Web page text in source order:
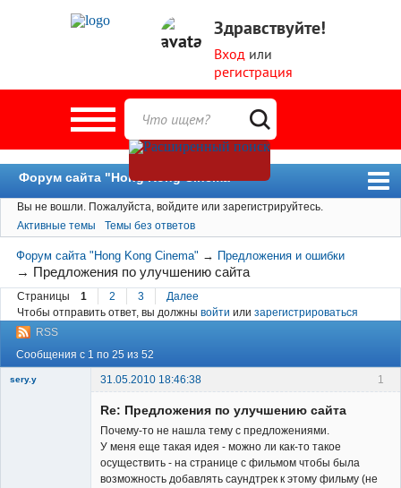
Здравствуйте!
Вход или
регистрация
Форум сайта "Hong Kong Cinema"
Форум
Новости
Пользователи
Поиск
Вы не вошли. Пожалуйста, войдите или зарегистрируйтесь.
Активные темы
Темы без ответов
Форум сайта "Hong Kong Cinema" → Предложения и ошибки
→ Предложения по улучшению сайта
Страницы 1 2 3
Далее
Чтобы отправить ответ, вы должны войти или зарегистрироваться
RSS
Сообщения с 1 по 25 из 52
1
sery.y 31.05.2010 18:46:38
Re: Предложения по улучшению сайта
Почему-то не нашла тему с предложениями.
У меня еще такая идея - можно ли как-то такое
осуществить - на странице с фильмом чтобы была
возможность добавлять саундтрек к этому фильму (не